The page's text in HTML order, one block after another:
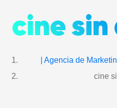
cine
| Agencia de
cine